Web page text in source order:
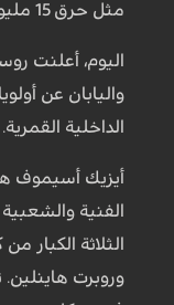
مثل حرق 15 مليون طن من النفط.
اليوم، أعلنت
واليابان عن
الداخلية القمرية.
أيزيك أسيموف
الفنية
الثلاثة الكبار